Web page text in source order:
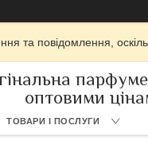
та повідомлення,
оптовими
ТОВАРИ І ПОСЛУГИ